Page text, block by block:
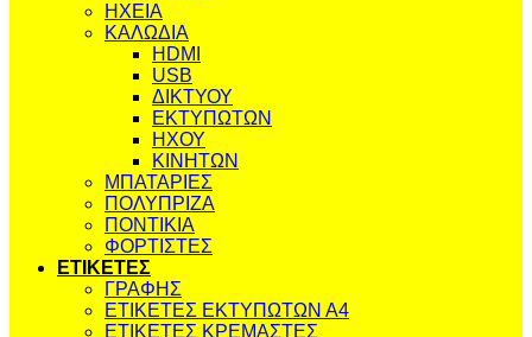
ΗΧΕΙΑ
ΚΑΛΩΔΙΑ
HDMI
USB
ΔΙΚΤΥΟΥ
ΕΚΤΥΠΩΤΩΝ
ΗΧΟΥ
ΚΙΝΗΤΩΝ
ΜΠΑΤΑΡΙΕΣ
ΠΟΛΥΠΡΙΖΑ
ΠΟΝΤΙΚΙΑ
ΦΟΡΤΙΣΤΕΣ
ΕΤΙΚΕΤΕΣ
ΓΡΑΦΗΣ
ΕΤΙΚΕΤΕΣ ΕΚΤΥΠΩΤΩΝ Α4
ΕΤΙΚΕΤΕΣ ΚΡΕΜΑΣΤΕΣ